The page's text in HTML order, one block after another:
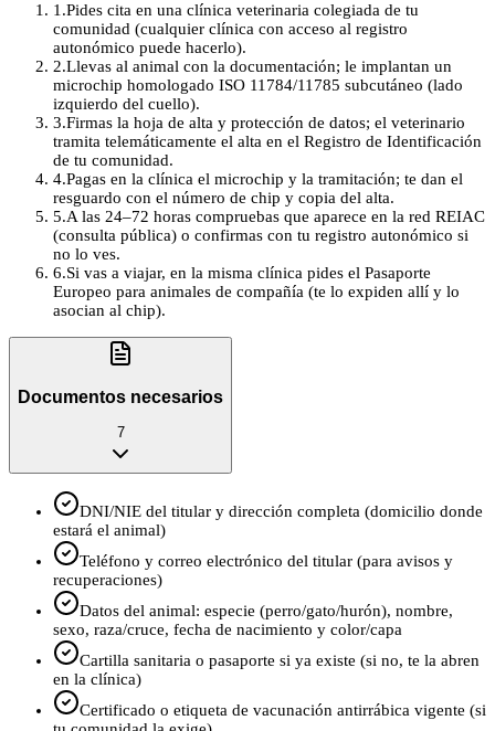
1 .Pides cita en una clínica veterinaria colegiada de tu
comunidad (cualquier clínica con acceso al registro
autonómico puede hacerlo).
2.Llevas al animal con la documentación; le implantan un
microchip homologado ISO 11784/11785 subcutáneo (lado
izquierdo del cuello).
3.Firmas la hoja de alta y protección de datos; el veterinario
tramita telemáticamente el alta en el Registro de Identificación
de tu comunidad.
4.Pagas en la clínica el microchip y la tramitación; te dan el
resguardo con el número de chip y copia del alta.
5.A las 24–72 horas compruebas que aparece en la red REIAC
(consulta pública) o confirmas con tu registro autonómico si
no lo ves.
6.Si vas a viajar, en la misma clínica pides el Pasaporte
Europeo para animales de compañía (te lo expiden allí y lo
asocian al chip).
Documentos necesarios
7
DNI/NIE del titular y dirección completa (domicilio donde
estará el animal)
Teléfono y correo electrónico del titular (para avisos y
recuperaciones)
Datos del animal: especie (perro/gato/hurón), nombre,
sexo, raza/cruce, fecha de nacimiento y color/capa
Cartilla sanitaria o pasaporte si ya existe (si no, te la abren
en la clínica)
Certificado o etiqueta de vacunación antirrábica vigente (si